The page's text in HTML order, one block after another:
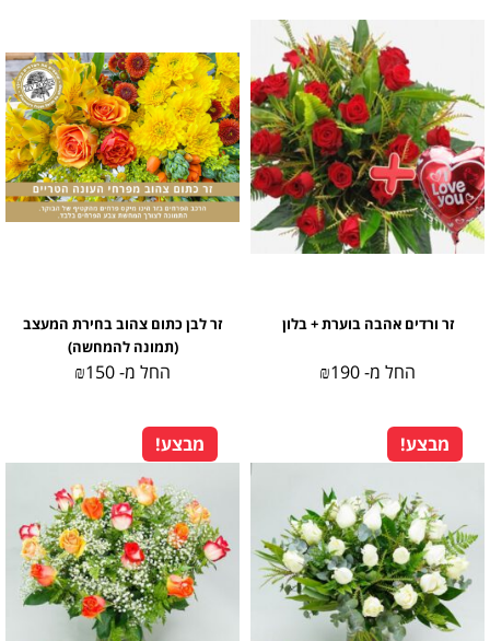
זר ורדים אהבה בוערת + בלון
החל מ- ₪190
זר לבן כתום צהוב בחירת המעצב
(תמונה להמחשה)
החל מ- ₪150
מבצע! מבצע!